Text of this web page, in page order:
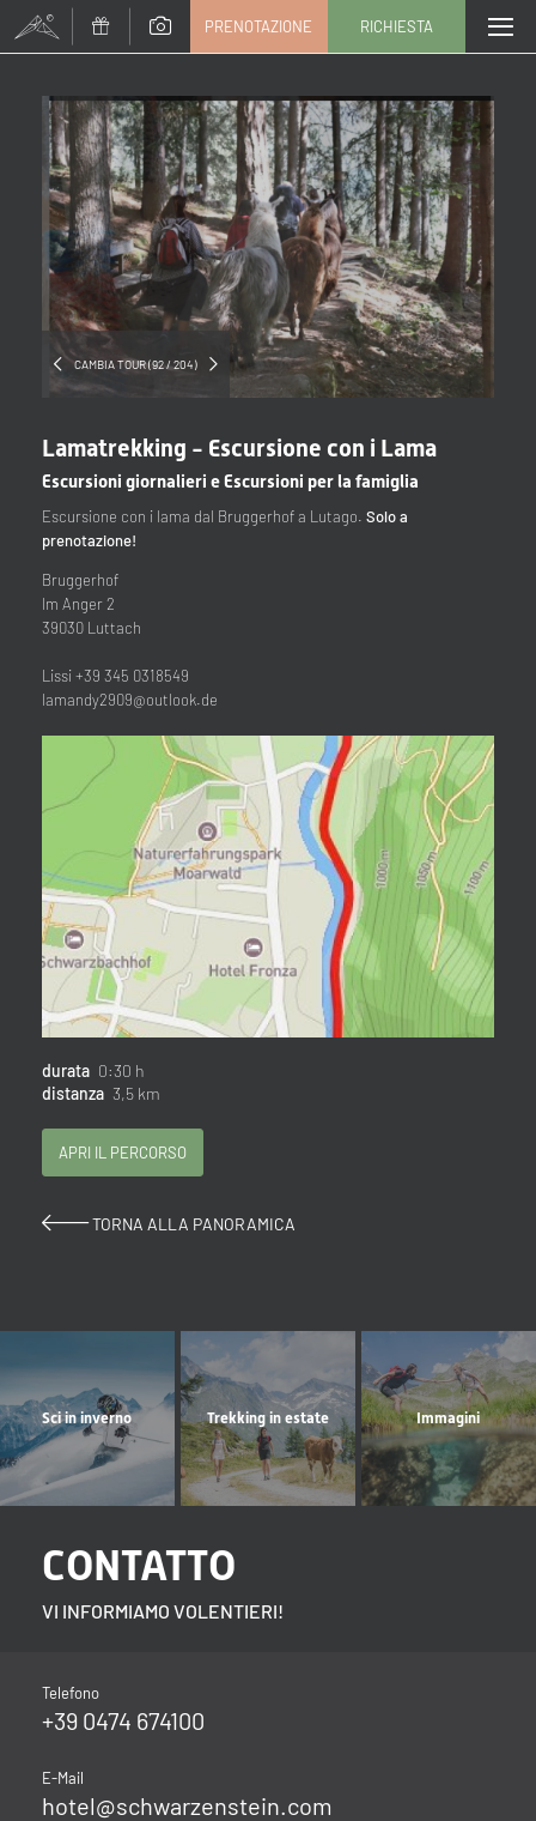
PRENOTAZIONE RICHIESTA
CAMBIA TOUR (92 / 204)
Lamatrekking - Escursione con i Lama
Escursioni giornalieri e Escursioni per la famiglia
Escursione con i lama dal Bruggerhof a Lutago. Solo a
prenotazione!
Bruggerhof
Im Anger 2
39030 Luttach
Lissi +39 345 0318549
lamandy2909@outlook.de
durata 0:30 h
distanza 3,5 km
APRI IL PERCORSO
TORNA ALLA PANORAMICA
Sci in inverno Trekking in estate Immagini
CONTATTO
VI INFORMIAMO VOLENTIERI!
Telefono
+39 0474 674100
E-Mail
hotel@schwarzenstein.com
Titolo
Famiglia Signor Signora
Nome Cognome*
E-mail*
*campi obbligatori